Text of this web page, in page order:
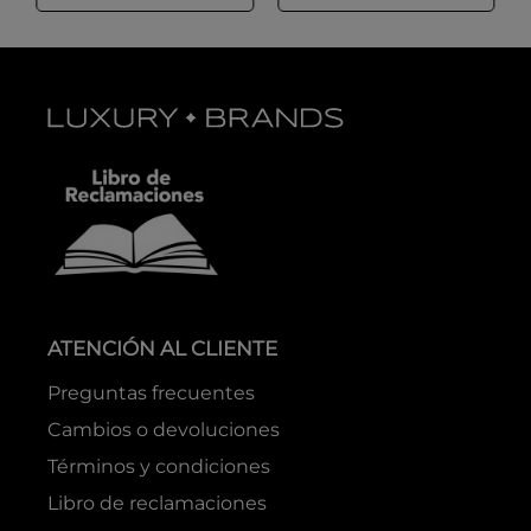
ATENCIÓN AL CLIENTE
Preguntas frecuentes
Cambios o devoluciones
Términos y condiciones
Libro de reclamaciones